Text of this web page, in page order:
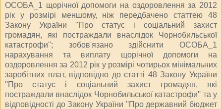
ОСОБА_1 щорічної допомоги на оздоровлення за 2012
рік у розмірі меншому, ніж передбачено статтею 48
Закону України ''Про статус і соціальний захист
громадян, які постраждали внаслідок Чорнобильської
катастрофи''; зобов'язано здійснити ОСОБА_1
нарахування та виплату щорічної допомоги на
оздоровлення за 2012 рік у розмірі чотирьох мінімальних
заробітних плат, відповідно до статті 48 Закону України
''Про статус і соціальний захист громадян, які
постраждали внаслідок Чорнобильської катастрофи'' та у
відповідності до Закону України ''Про державний бюджет